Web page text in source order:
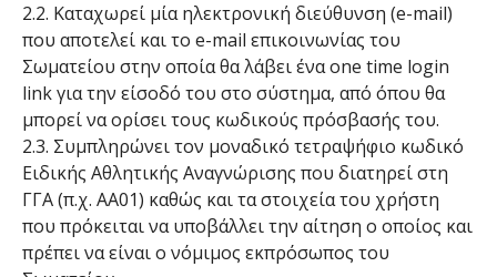
2.2. Καταχωρεί μία ηλεκτρονική διεύθυνση (e-mail)
που αποτελεί και το e-mail επικοινωνίας του
Σωματείου στην οποία θα λάβει ένα one time login
link για την είσοδό του στο σύστημα, από όπου θα
μπορεί να ορίσει τους κωδικούς πρόσβασής του.
2.3. Συμπληρώνει τον μοναδικό τετραψήφιο κωδικό
Ειδικής Αθλητικής Αναγνώρισης που διατηρεί στη
ΓΓΑ (π.χ. ΑΑ01) καθώς και τα στοιχεία του χρήστη
που πρόκειται να υποβάλλει την αίτηση ο οποίος και
πρέπει να είναι ο νόμιμος εκπρόσωπος του